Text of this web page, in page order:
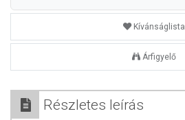
Kívánságlista
Árfigyelő
Részletes leírás